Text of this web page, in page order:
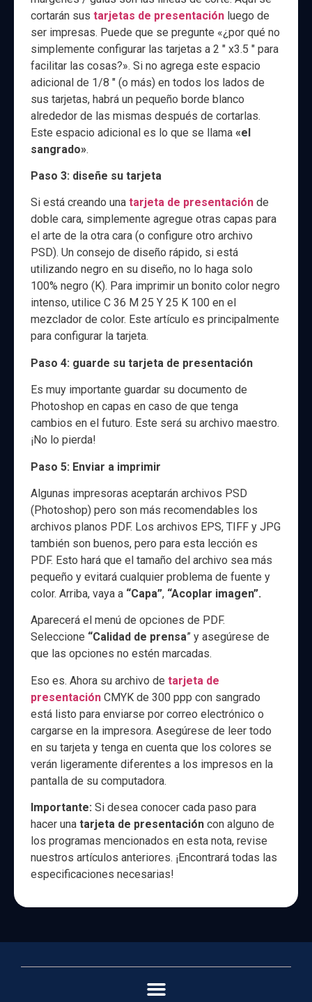
cortarán sustarjetas de presentación luego de
ser impresas. Puede que se pregunte «¿por qué no
simplemente configurar las tarjetas a 2 ″ x3.5 ″ para
facilitar las cosas?». Si no agrega este espacio
adicional de 1/8 ″ (o más) en todos los lados de
sus tarjetas, habrá un pequeño borde blanco
alrededor de las mismas después de cortarlas.
Este espacio adicional es lo que se llama«el
sangrado».
Paso 3: diseñe su tarjeta
Si está creando unatarjeta de presentación de
doble cara, simplemente agregue otras capas para
el arte de la otra cara (o configure otro archivo
PSD). Un consejo de diseño rápido, si está
utilizando negro en su diseño, no lo haga solo
100% negro (K). Para imprimir un bonito color negro
intenso, utilice C 36 M 25 Y 25 K 100 en el
mezclador de color. Este artículo es principalmente
para configurar la tarjeta.
Paso 4: guarde su tarjeta de presentación
Es muy importante guardar su documento de
Photoshop en capas en caso de que tenga
cambios en el futuro. Este será su archivo maestro.
¡No lo pierda!
Paso 5: Enviar a imprimir
Algunas impresoras aceptarán archivos PSD
(Photoshop) pero son más recomendables los
archivos planos PDF. Los archivos EPS, TIFF y JPG
también son buenos, pero para esta lección es
PDF. Esto hará que el tamaño del archivo sea más
pequeño y evitará cualquier problema de fuente y
color. Arriba, vaya a “Capa”, “Acoplar imagen”.
Aparecerá el menú de opciones de PDF.
Seleccione “Calidad de prensa” y asegúrese de
que las opciones no estén marcadas.
Eso es. Ahora su archivo detarjeta de
presentación CMYK de 300 ppp con sangrado
está listo para enviarse por correo electrónico o
cargarse en la impresora. Asegúrese de leer todo
en su tarjeta y tenga en cuenta que los colores se
verán ligeramente diferentes a los impresos en la
pantalla de su computadora.
Importante: Si desea conocer cada paso para
hacer unatarjeta de presentación con alguno de
los programas mencionados en esta nota, revise
nuestros artículos anteriores. ¡Encontrará todas las
especificaciones necesarias!